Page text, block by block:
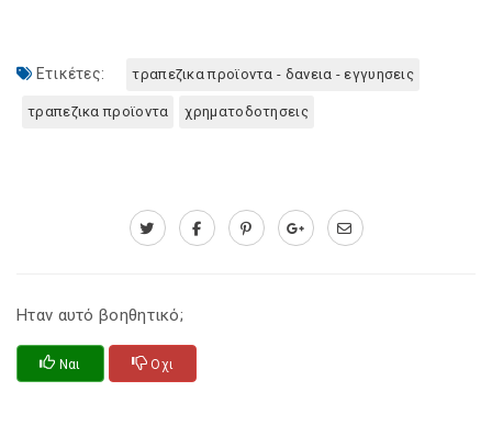
Ετικέτες: τραπεζικα προϊοντα - δανεια - εγγυησεις
τραπεζικα προϊοντα χρηματοδοτησεις
Ηταν αυτό βοηθητικό;
Ναι Οχι